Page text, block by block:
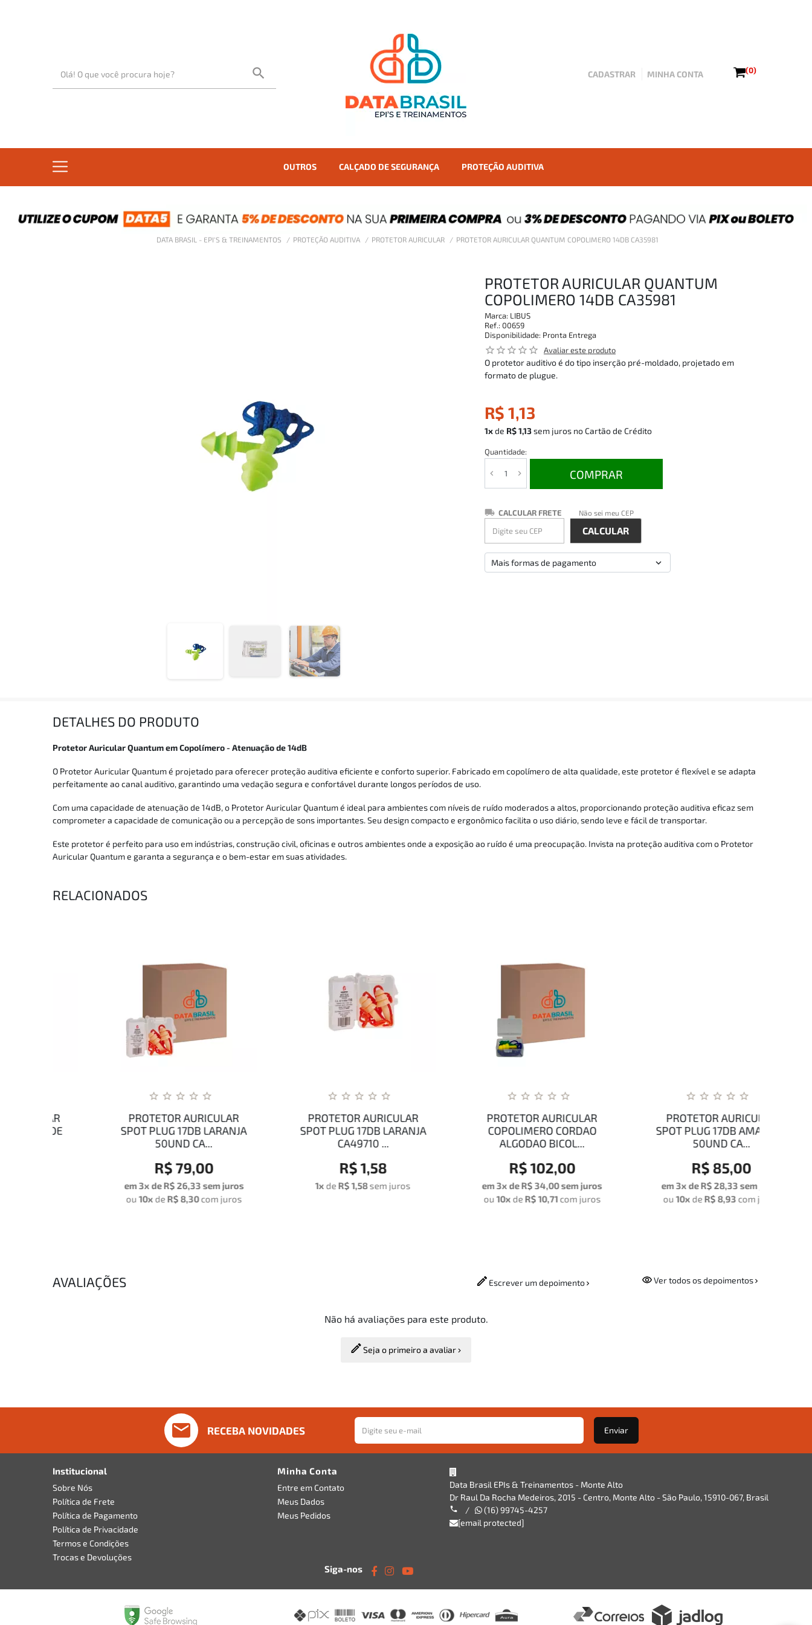
CADASTRAR MINHA CONTA (0)
OUTROS CALÇADO DE SEGURANÇA PROTEÇÃO AUDITIVA
DATA BRASIL - EPI'S & TREINAMENTOS PROTEÇÃO AUDITIVA PROTETOR AURICULAR PROTETOR AURICULAR QUANTUM COPOLIMERO 14DB CA35981
PROTETOR AURICULAR QUANTUM
COPOLIMERO 14DB CA35981
Marca: LIBUS
Ref.: 00659
Disponibilidade: Pronta Entrega
star_outline star_outline star_outline star_outline star_outline Avaliar este produto
O protetor auditivo é do tipo inserção pré-moldado, projetado em
formato de plugue.
R$ 1,13
1xde R$ 1,13sem juros no Cartão de Crédito
Quantidade:
COMPRAR
CALCULAR FRETE Não sei meu CEP
Mais formas de pagamento
DETALHES DO PRODUTO
Protetor Auricular Quantum em Copolímero - Atenuação de 14dB
O Protetor Auricular Quantum é projetado para oferecer proteção auditiva eficiente e conforto superior. Fabricado em copolímero de alta qualidade, este protetor é flexível e se adapta
perfeitamente ao canal auditivo, garantindo uma vedação segura e confortável durante longos períodos de uso.
Com uma capacidade de atenuação de 14dB, o Protetor Auricular Quantum é ideal para ambientes com níveis de ruído moderados a altos, proporcionando proteção auditiva eficaz sem
comprometer a capacidade de comunicação ou a percepção de sons importantes. Seu design compacto e ergonômico facilita o uso diário, sendo leve e fácil de transportar.
Este protetor é perfeito para uso em indústrias, construção civil, oficinas e outros ambientes onde a exposição ao ruído é uma preocupação. Invista na proteção auditiva com o Protetor
Auricular Quantum e garanta a segurança e o bem-estar em suas atividades.
RELACIONADOS
PROTETOR AURICULAR
SPOT PLUG 17DB LARANJA
50UND CA...
R$ 79,00
R$ 26,33sem juros
R$ 8,30 com juros
PROTETOR AURICULAR
SPOT PLUG 17DB LARANJA
CA49710 ...
R$ 1,58
R$ 1,58sem juros
PROTETOR AURICULAR
COPOLIMERO CORDAO
ALGODAO BICOL...
R$ 102,00
R$ 34,00sem juros
R$ 10,71com juros
PROTETOR AURICULAR
SPOT PLUG 17DB AMARELO
50UND CA...
R$ 85,00
R$ 28,33sem juros
R$ 8,93 com juros
AVALIAÇÕES Escrever um depoimento Ver todos os depoimentos
Não há avaliações para este produto.
Seja o primeiro a avaliar
RECEBA NOVIDADES Enviar
Institucional
Sobre Nós
Política de Frete
Política de Pagamento
Política de Privacidade
Termos e Condições
Trocas e Devoluções
Minha Conta
Entre em Contato
Meus Dados
Meus Pedidos
Data Brasil EPIs & Treinamentos - Monte Alto
Dr Raul Da Rocha Medeiros, 2015 - Centro, Monte Alto - São Paulo, 15910-067, Brasil
/
(16) 99745-4257
[email protected]
Siga-nos